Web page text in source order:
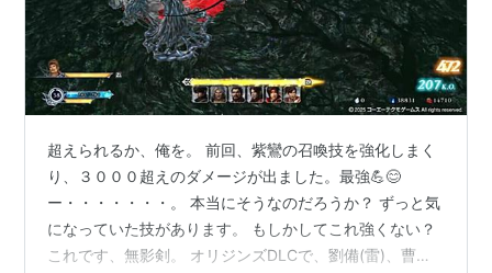
超えられるか、俺を。 前回、紫鸞の召喚技を強化しまく
り、３０００超えのダメージが出ました。最強💪😊
ー・・・・・・・。 本当にそうなのだろうか？ ずっと気
になっていた技があります。 もしかしてこれ強くない？
これです、無影剣。 オリジンズDLCで、劉備(雷)、曹操